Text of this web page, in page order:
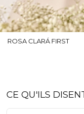
ROSA CLARÁ FIRST
CE QU'ILS